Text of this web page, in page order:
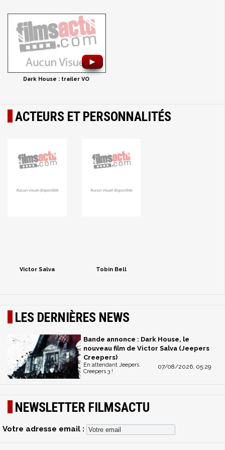
►
Dark House : trailer VO
ACTEURS ET PERSONNALITÉS
Victor Salva Tobin Bell
LES DERNIÈRES NEWS
Bande annonce : Dark House, le
nouveau film de Victor Salva (Jeepers
Creepers)
07/08/2026, 05:29
En attendant Jeepers
Creepers 3 !
NEWSLETTER FILMSACTU
Votre adresse email :